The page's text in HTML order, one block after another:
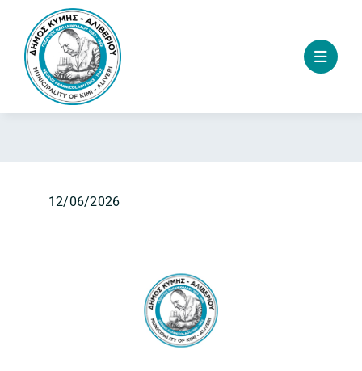
content
12/06/2026